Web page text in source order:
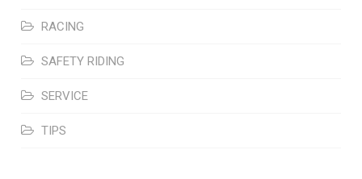
RACING
SAFETY RIDING
SERVICE
TIPS